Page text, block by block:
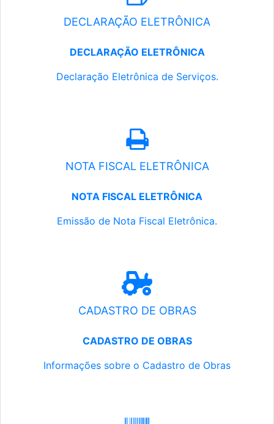
DECLARAÇÃO ELETRÔNICA
DECLARAÇÃO ELETRÔNICA
Declaração Eletrônica de Serviços.
NOTA FISCAL ELETRÔNICA
NOTA FISCAL ELETRÔNICA
Emissão de Nota Fiscal Eletrônica.
CADASTRO DE OBRAS
CADASTRO DE OBRAS
Informações sobre o Cadastro de Obras